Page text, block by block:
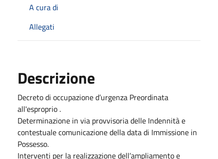
A cura di
Allegati
Descrizione
Decreto di occupazione d’urgenza Preordinata
all'esproprio .
Determinazione in via provvisoria delle Indennità e
contestuale comunicazione della data di Immissione in
Possesso.
Interventi per la realizzazione dell’ampliamento e